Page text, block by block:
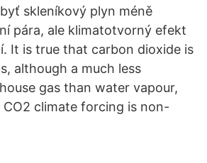
skleníkový plyn méně
pára, ale klimatotvorný efekt
It is true that carbon dioxide is
although a much less
gas than water vapour,
climate forcing is non-